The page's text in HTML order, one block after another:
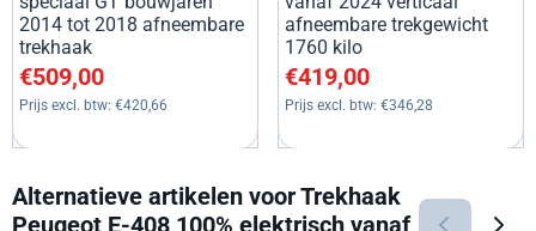
2014 tot 2018 afneembare
trekhaak
Prijs: 509,00, exclusief btw: 420,66
€509,00
Prijs excl. btw: €420,66
afneembare trekgewicht
1760 kilo
Prijs: 419,00, exclusief btw:
€419,00
Prijs excl. btw: €346,28
Alternatieve artikelen voorTrekhaak
Peugeot E-408 100% elektrisch vanaf